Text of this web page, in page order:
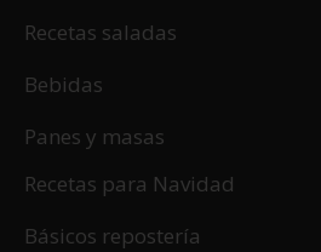
Recetas saladas
Bebidas
Panes y masas
Recetas para Navidad
Básicos repostería